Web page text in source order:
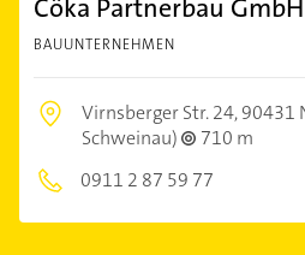
Cöka Partnerbau GmbH
BAUUNTERNEHMEN
Virnsberger Str. 24,90431
Schweinau)
710 m
0911 2 87 59 77